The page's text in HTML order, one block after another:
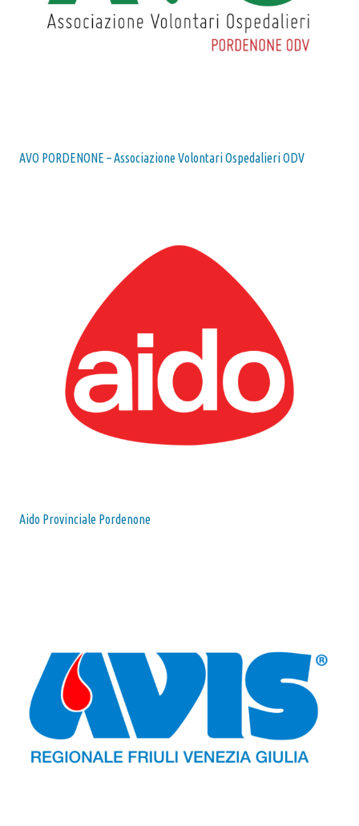
AVO PORDENONE – Associazione Volontari Ospedalieri ODV
Aido Provinciale Pordenone